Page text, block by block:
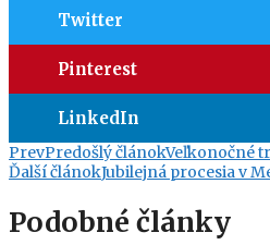
Twitter
Pinterest
LinkedIn
PrevPredošlý článokVeľkonočné
Ďalší článokJubilejná procesia v
Podobné články